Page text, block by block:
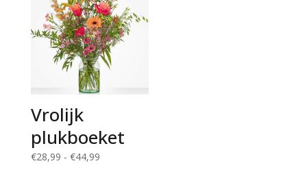
Vrolijk
plukboeket
€28,99 - €44,99Prijsklasse: